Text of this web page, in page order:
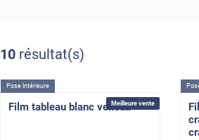
10 résultat(s)
Meilleure vente
Pose Intérieure
Film tableau blanc velleda